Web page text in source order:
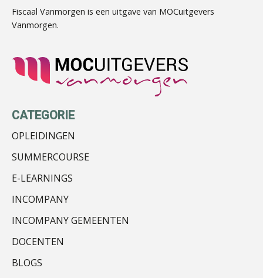
Martijn Bedaux
Fiscaal Vanmorgen is een uitgave van MOCuitgevers
Vanmorgen.
CATEGORIE
OPLEIDINGEN
SUMMERCOURSE
E-LEARNINGS
INCOMPANY
INCOMPANY GEMEENTEN
DOCENTEN
BLOGS